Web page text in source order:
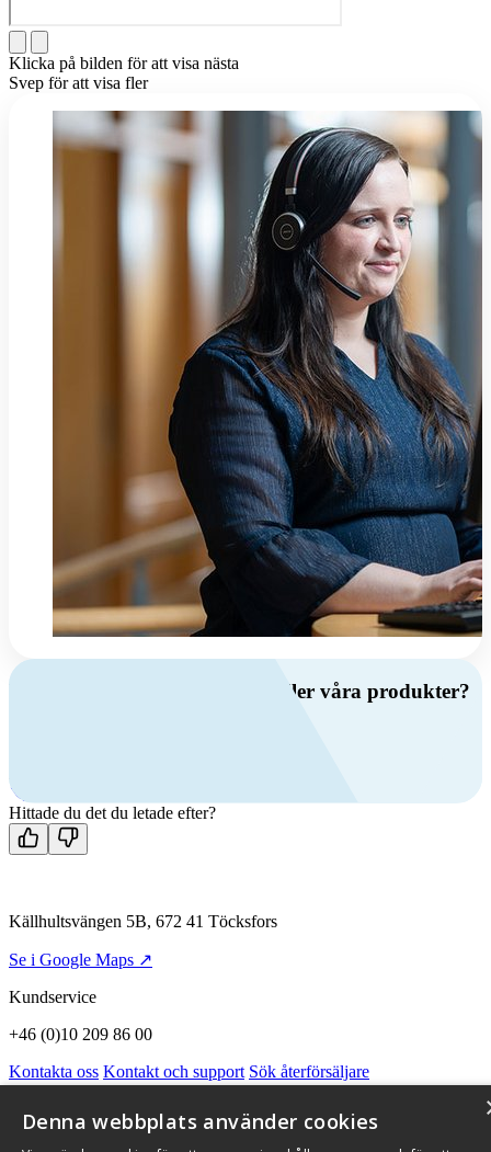
Klicka på bilden för att visa nästa
Svep för att visa fler
Har du frågor om ventilation eller våra produkter?
Kontakta oss
Hittade du det du letade efter?
Källhultsvängen 5B, 672 41 Töcksfors
Se i Google Maps ↗
Kundservice
+46 (0)10 209 86 00
Kontakta oss Kontakt och support Sök återförsäljare
Integritetspolicy och cookies
Om Flexit
Aktuellt Miljö och kvalitetssäkring Alarmkoder
Qnister Visselblåsningsfunktion
Denna webbplats använder cookies